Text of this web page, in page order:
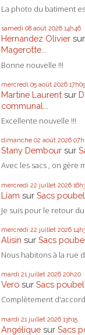
La photo du batiment
samedi 08 août 2026 14h46
Hernandez Olivier sur
Magerotte...
Bonne nouvelle !!!
mercredi 05 août 2026
Martine Laurent sur
communal...
Excellente nouvelle !!!
dimanche 02 août 2026
Stany Dembour sur
Avec les sacs , on gère
mercredi 22 juillet 2026
Liam sur Sacs
Je suis pour le retour
mercredi 22 juillet 2026
Alisin sur Sacs
Nous habitons à la rue
mardi 21 juillet 2026 20h20
Vero sur Sacs
Complètement
mardi 21 juillet 2026 13h15
Angélique sur Sacs